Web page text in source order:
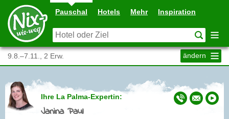
Pauschal Hotels Mehr Inspiration
9.8.–7.11., 2 Erw. ändern
Ihre La Palma-Expertin:
Janina Paul